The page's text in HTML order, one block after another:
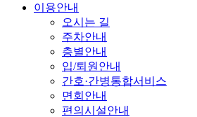
이용안내
오시는 길
주차안내
층별안내
입/퇴원안내
간호·간병통합서비스
면회안내
편의시설안내